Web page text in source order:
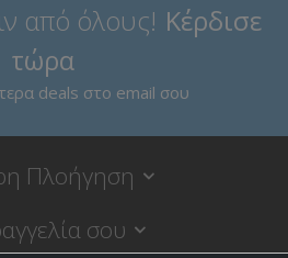
από όλους! Κέρδισε
τώρα
deals στο email σου
Πλοήγηση
σου